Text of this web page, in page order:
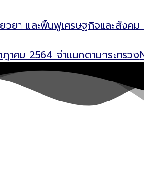
ยา และฟื้นฟูเศรษฐกิจและสังคม
าคม 2564 จำแนกตามกระทรวง